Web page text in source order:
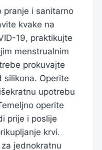
pranje i sanitarno
kvake na
19, praktikujte
menstrualnim
prokuvajte
silikona. Operite
upotrebu
operite
prije i poslije
krvi.
jednokratnu